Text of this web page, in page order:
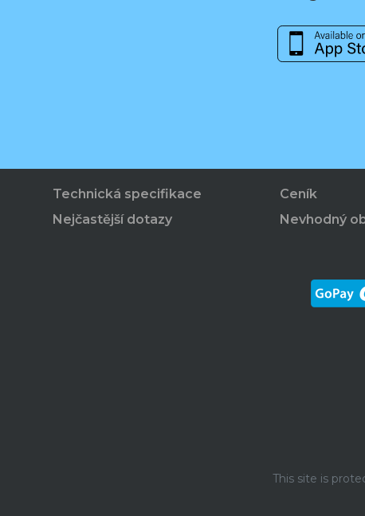
Technická specifikace
Nejčastější dotazy
Ceník
Nevhodný
This site is